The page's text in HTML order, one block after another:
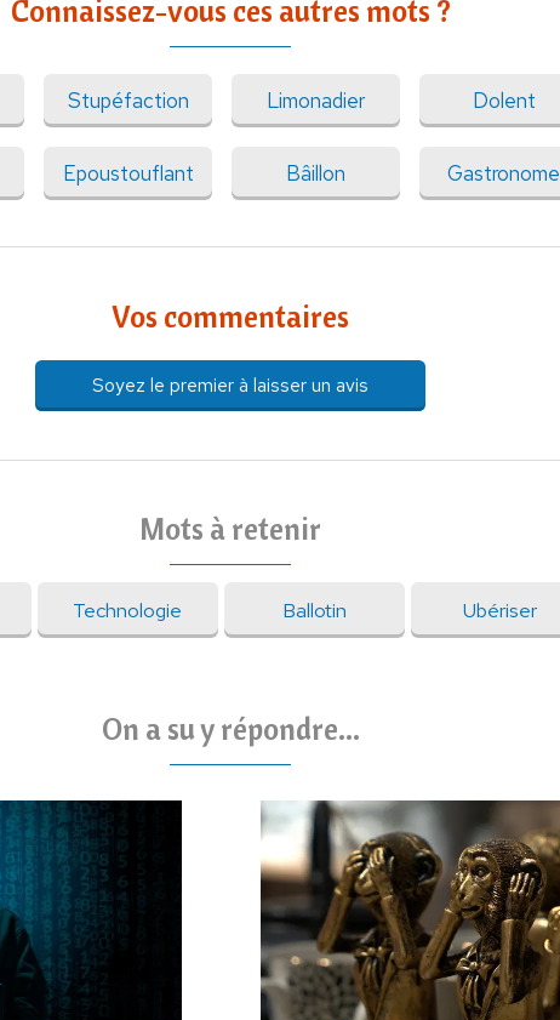
Connaissez-vous ces autres mots ?
Stupéfaction Limonadier Dolent
Epoustouflant Bâillon Gastronome
Vos commentaires
Soyez le premier à laisser un avis
Mots à retenir
Technologie Ballotin Ubériser
On a su y répondre...